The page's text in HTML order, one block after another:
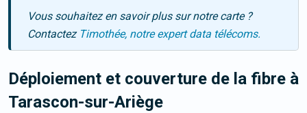
Vous souhaitez en savoir plus sur notre carte ?
Contactez Timothée, notre expert data télécoms.
Déploiement et couverture de la fibre à
Tarascon-sur-Ariège